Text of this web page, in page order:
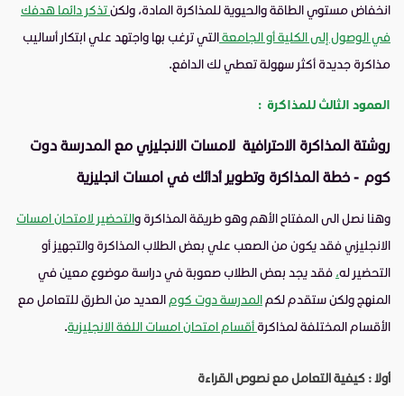
انخفاض مستوي الطاقة والحيوية للمذاكرة المادة، ولكنتذكر دائما هدفك
في الوصول إلى الكلية أو الجامعةالتي ترغب بها واجتهد علي ابتكار أساليب
مذاكرة جديدة أكثر سهولة تعطي لك الدافع.
العمود الثالث للمذاكرة :
روشتة المذاكرة الاحترافية لامسات الانجليزي مع المدرسة دوت
كوم - خطة المذاكرة وتطوير أدائك في امسات انجليزية
وهنا نصل الى المفتاح الأهم وهو طريقة المذاكرة والتحضير لامتحان امسات
الانجليزي فقد يكون من الصعب علي بعض الطلاب المذاكرة والتجهيز أو
التحضير له، فقد يجد بعض الطلاب صعوبة في دراسة موضوع معين في
المنهج ولكن ستقدم لكمالمدرسة دوت كوم العديد من الطرق للتعامل مع
الأقسام المختلفة لمذاكرة أقسام امتحان امسات اللغة الانجليزية.
أولا : كيفية التعامل مع نصوص القراءة